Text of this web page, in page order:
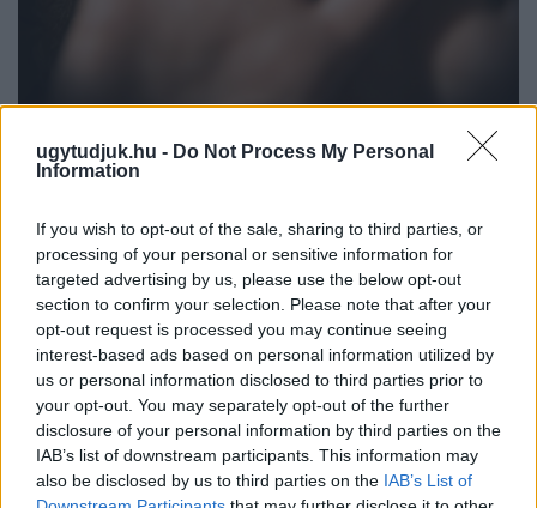
ugytudjuk.hu - Do Not Process My Personal
Information
If you wish to opt-out of the sale, sharing to third parties, or
processing of your personal or sensitive information for
targeted advertising by us, please use the below opt-out
section to confirm your selection. Please note that after your
opt-out request is processed you may continue seeing
interest-based ads based on personal information utilized by
us or personal information disclosed to third parties prior to
your opt-out. You may separately opt-out of the further
disclosure of your personal information by third parties on the
IAB’s list of downstream participants. This information may
also be disclosed by us to third parties on the IAB’s List of
NŐVERŐ SZOMBATHELYI FÉRFI ELLEN EMELT
VÁDAT AZ ÜGYÉSZSÉG
Szólj hozzá!